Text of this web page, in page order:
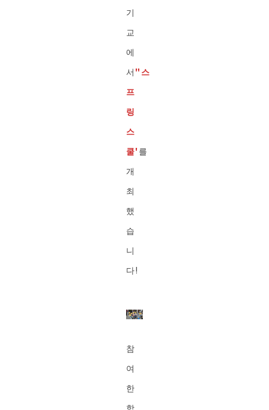
기
교
에
서 "스
프
링
스
쿨' 를
개
최
했
습
니
다!
참
여
한
학